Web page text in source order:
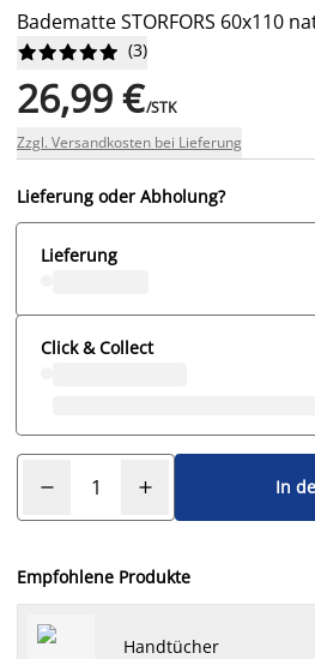
Badematte STORFORS 60x110





 (3)
26,99 €/STK
Zzgl. Versandkosten bei Lieferung
Lieferung oder Abholung?
Lieferung
Click & Collect
In
Empfohlene Produkte
Handtücher